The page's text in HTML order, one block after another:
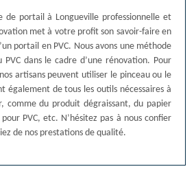
de portail à Longueville professionnelle et
met à votre profit son savoir-faire en
portail en PVC. Nous avons une méthode
dans le cadre d’une rénovation. Pour
artisans peuvent utiliser le pinceau ou le
également de tous les outils nécessaires à
comme du produit dégraissant, du papier
PVC, etc. N’hésitez pas à nous confier
de nos prestations de qualité.